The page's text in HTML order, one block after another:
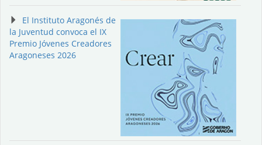
El Instituto Aragonés de
la Juventud convoca el IX
Premio Jóvenes Creadores
Aragoneses 2026